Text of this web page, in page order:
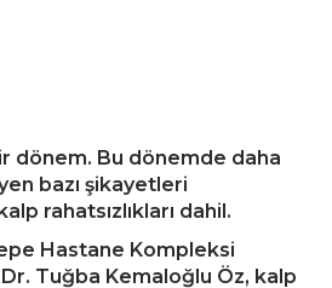
dönem. Bu dönemde daha
bazı şikayetleri
rahatsızlıkları dahil.
Hastane Kompleksi
Tuğba Kemaloğlu Öz, kalp